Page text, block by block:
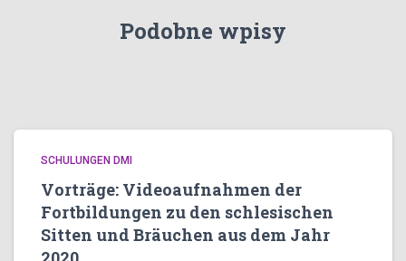
Podobne wpisy
SCHULUNGEN DMI
Vorträge: Videoaufnahmen der
Fortbildungen zu den schlesischen
Sitten und Bräuchen aus dem Jahr